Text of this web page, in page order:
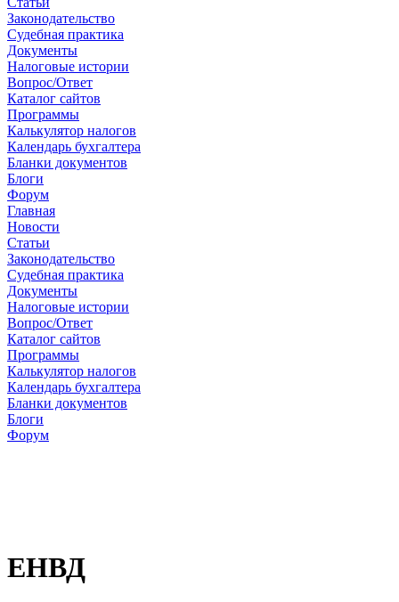
Законодательство
Судебная практика
Документы
Налоговые истории
Вопрос/Ответ
Каталог сайтов
Программы
Калькулятор налогов
Календарь бухгалтера
Бланки документов
Блоги
Форум
Главная
Новости
Cтатьи
Законодательство
Судебная практика
Документы
Налоговые истории
Вопрос/Ответ
Каталог сайтов
Программы
Калькулятор налогов
Календарь бухгалтера
Бланки документов
Блоги
Форум
ЕНВД